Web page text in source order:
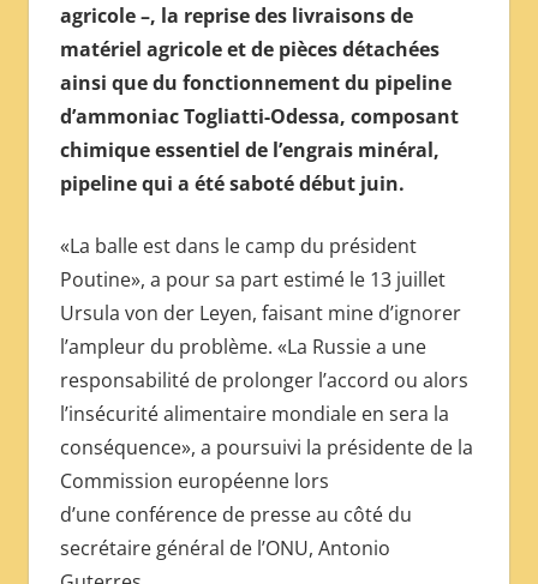
agricole –, la reprise des livraisons de
matériel agricole et de pièces détachées
ainsi que du fonctionnement du pipeline
d’ammoniac Togliatti-Odessa, composant
chimique essentiel de l’engrais minéral,
pipeline qui a été saboté début juin.
«La balle est dans le camp du président
Poutine», a pour sa part estimé le 13 juillet
Ursula von der Leyen, faisant mine d’ignorer
l’ampleur du problème. «La Russie a une
responsabilité de prolonger l’accord ou alors
l’insécurité alimentaire mondiale en sera la
conséquence», a poursuivi la présidente de la
Commission européenne lors
d’une conférence de presse au côté du
secrétaire général de l’ONU, Antonio